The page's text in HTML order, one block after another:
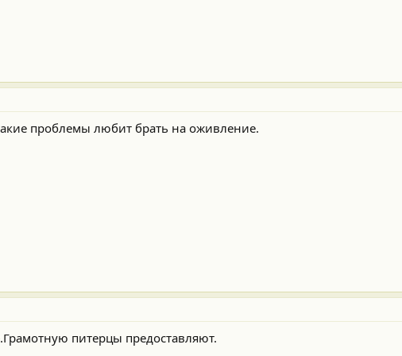
проблемы любит брать на оживление.
питерцы предоставляют.